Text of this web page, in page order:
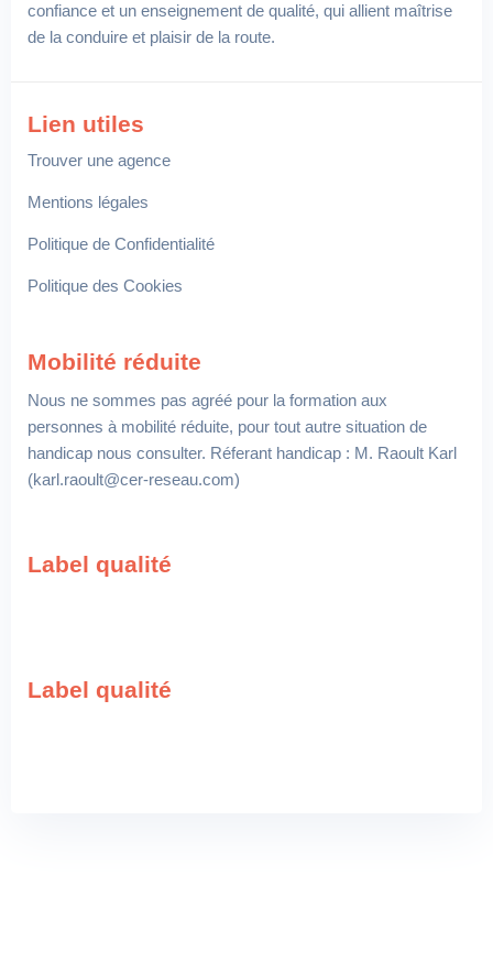
confiance et un enseignement de qualité, qui allient maîtrise
de la conduire et plaisir de la route.
Lien utiles
Trouver une agence
Mentions légales
Politique de Confidentialité
Politique des Cookies
Mobilité réduite
Nous ne sommes pas agréé pour la formation aux
personnes à mobilité réduite, pour tout autre situation de
handicap nous consulter. Réferant handicap : M. Raoult Karl
(karl.raoult@cer-reseau.com)
Label qualité
Label qualité